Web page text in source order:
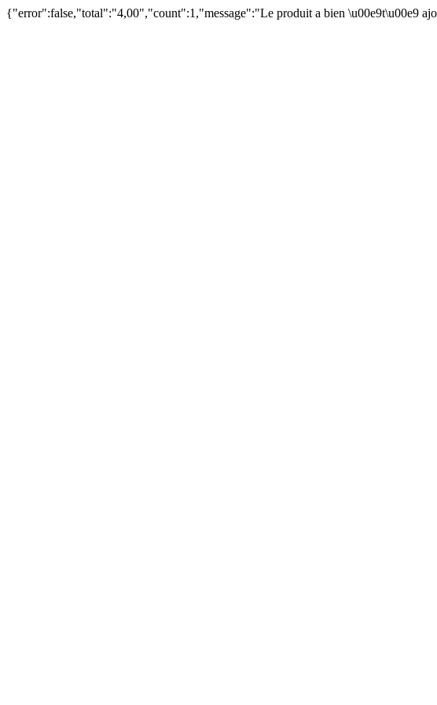
{"error":false,"total":"4,00","count":1,"message":"Le produit a bien \u00e9t\u00e9